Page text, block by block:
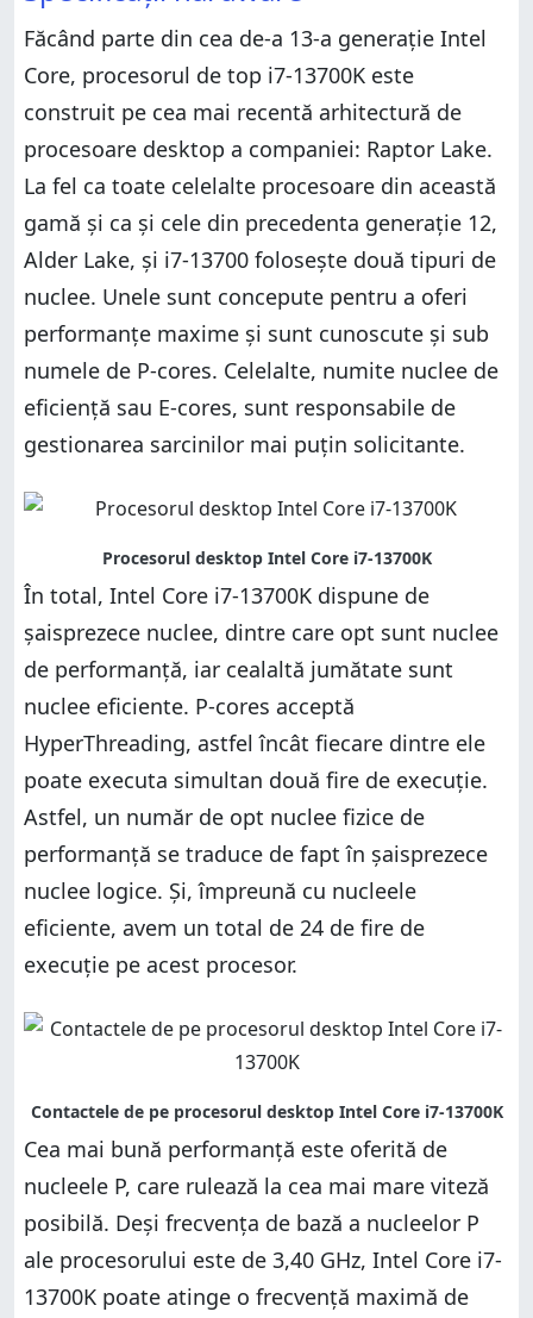
Făcând parte din cea de-a 13-a generație Intel
Core, procesorul de top i7-13700K este
construit pe cea mai recentă arhitectură de
procesoare desktop a companiei: Raptor Lake.
La fel ca toate celelalte procesoare din această
gamă și ca și cele din precedenta generație 12,
Alder Lake, și i7-13700 folosește două tipuri de
nuclee. Unele sunt concepute pentru a oferi
performanțe maxime și sunt cunoscute și sub
numele de P-cores. Celelalte, numite nuclee de
eficiență sau E-cores, sunt responsabile de
gestionarea sarcinilor mai puțin solicitante.
În total, Intel Core i7-13700K dispune de
șaisprezece nuclee, dintre care opt sunt nuclee
de performanță, iar cealaltă jumătate sunt
nuclee eficiente. P-cores acceptă
HyperThreading, astfel încât fiecare dintre ele
poate executa simultan două fire de execuție.
Astfel, un număr de opt nuclee fizice de
performanță se traduce de fapt în șaisprezece
nuclee logice. Și, împreună cu nucleele
eficiente, avem un total de 24 de fire de
execuție pe acest procesor.
Cea mai bună performanță este oferită de
nucleele P, care rulează la cea mai mare viteză
posibilă. Deși frecvența de bază a nucleelor P
ale procesorului este de 3,40 GHz, Intel Core i7-
13700K poate atinge o frecvență maximă de